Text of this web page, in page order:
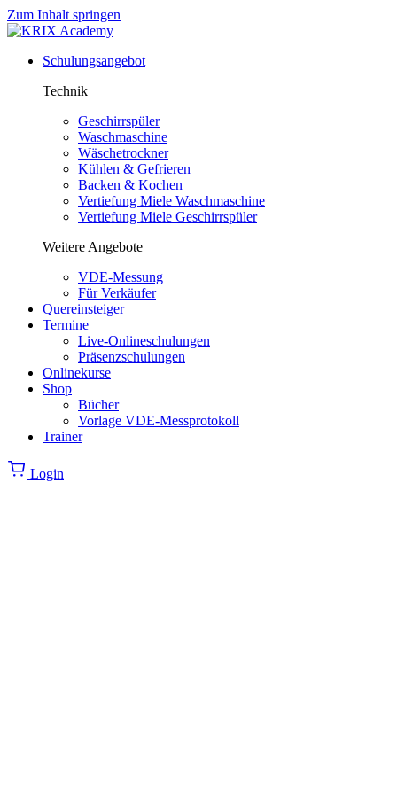
Zum Inhalt springen
Schulungsangebot
Technik
Geschirrspüler
Waschmaschine
Wäschetrockner
Kühlen & Gefrieren
Backen & Kochen
Vertiefung Miele Waschmaschine
Vertiefung Miele Geschirrspüler
Weitere Angebote
VDE-Messung
Für Verkäufer
Quereinsteiger
Termine
Live-Onlineschulungen
Präsenzschulungen
Onlinekurse
Shop
Bücher
Vorlage VDE-Messprotokoll
Trainer
Login